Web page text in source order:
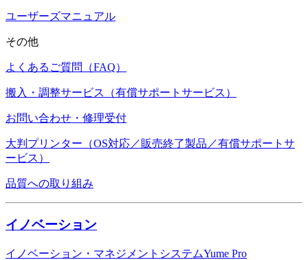
ユーザーズマニュアル
その他
よくあるご質問（FAQ）
搬入・調整サービス（有償サポートサービス）
お問い合わせ・修理受付
大判プリンター（OS対応／販売終了製品／有償サポートサ
ービス）
品質への取り組み
イノベーション
イノベーション・マネジメントシステムYume Pro